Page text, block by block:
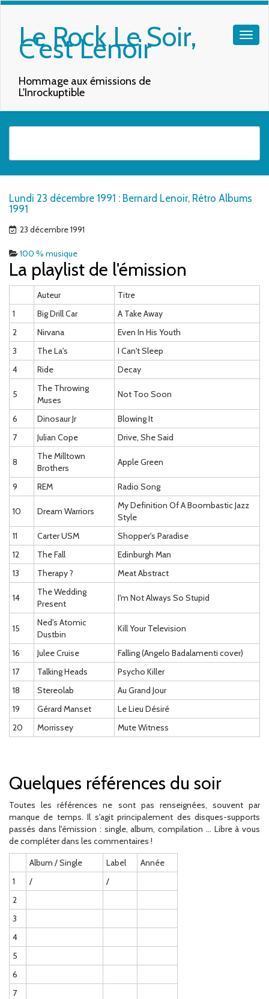
Le Rock Le Soir,
C'est Lenoir
Hommage aux émissions de
L'Inrockuptible
Lundi 23 décembre 1991 : Bernard Lenoir, Rétro Albums
1991
23 décembre 1991
100 % musique
La playlist de l'émission
Auteur
Titre
1
Big Drill Car
A Take Away
2
Nirvana
Even In His Youth
3
The La's
I Can't Sleep
4
Ride Decay
5
The Throwing
Muses
Not Too Soon
6 Dinosaur Jr
Blowing It
7
Julian Cope Drive, She Said
8
The Milltown
Brothers
Apple Green
9 REM Radio Song
10 Dream Warriors
My Definition Of A Boombastic Jazz
Style
11
Carter USM
Shopper's Paradise
12
The Fall
Edinburgh Man
13
Therapy ? Meat Abstract
14
The Wedding
Present
I'm Not Always So Stupid
15
Ned's Atomic
Dustbin
Kill Your Television
16 Julee Cruise
Falling (Angelo Badalamenti cover)
17
Talking Heads
Psycho Killer
18
Stereolab
Au Grand Jour
19
Gérard Manset
Le Lieu Désiré
20
Morrissey Mute Witness
Quelques références du soir
Toutes les références ne sont pas renseignées, souvent par
manque de temps. Il s'agit principalement des disques-supports
passés dans l'émission : single, album, compilation ... Libre à vous
de compléter dans les commentaires !
Album / Single
Label
Année
1
/
/
2
3
4
5
6
7